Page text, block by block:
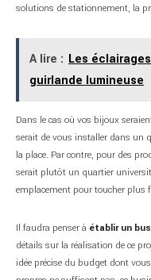
solutions de stationnement, la
A lire : Les
guirlande lumineuse
Dans le cas où vos bijoux
serait de vous installer dans un
la place. Par contre, pour des
serait plutôt un quartier
emplacement pour toucher plus
Il faudra penser à établir un
détails sur la réalisation de ce
idée précise du budget dont